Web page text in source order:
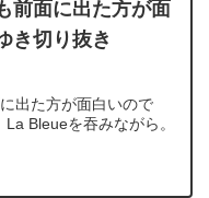
前面に出た方が面
き切り抜き
出た方が面白いので
Bleueを吞みながら。